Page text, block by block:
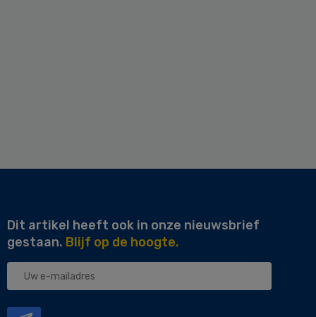
Dit artikel heeft ook in onze nieuwsbrief
gestaan. Blijf op de hoogte.
Uw